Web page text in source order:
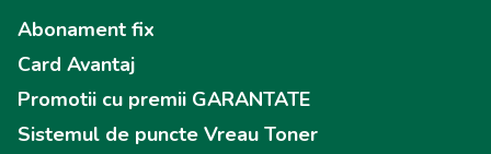
Abonament fix
Card Avantaj
Promotii cu premii GARANTATE
Sistemul de puncte Vreau Toner